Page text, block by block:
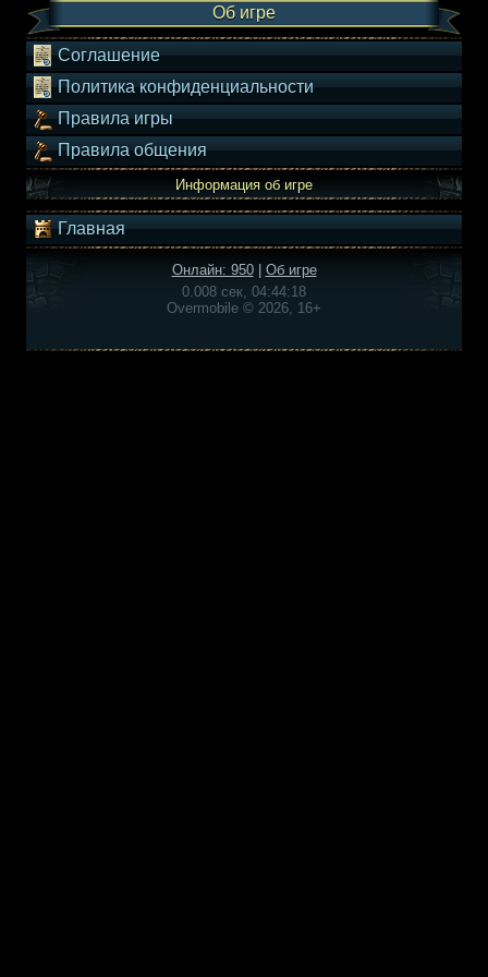
Об игре
Соглашение
Политика конфиденциальности
Правила игры
Правила общения
Информация об игре
Главная
Онлайн: 950| Об игре
0.008 сек, 04:44:18
Overmobile © 2026, 16+